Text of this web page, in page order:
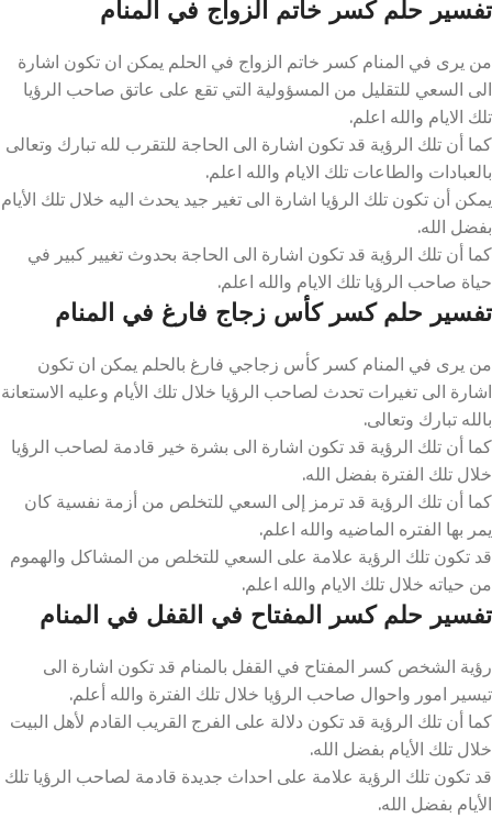
تفسير حلم كسر خاتم الزواج في المنام
من يرى في المنام كسر خاتم الزواج في الحلم يمكن ان تكون اشارة
الى السعي للتقليل من المسؤولية التي تقع على عاتق صاحب الرؤيا
تلك الايام والله اعلم.
كما أن تلك الرؤية قد تكون اشارة الى الحاجة للتقرب لله تبارك وتعالى
بالعبادات والطاعات تلك الايام والله اعلم.
يمكن أن تكون تلك الرؤيا اشارة الى تغير جيد يحدث اليه خلال تلك الأيام
بفضل الله.
كما أن تلك الرؤية قد تكون اشارة الى الحاجة بحدوث تغيير كبير في
حياة صاحب الرؤيا تلك الايام والله اعلم.
تفسير حلم كسر كأس زجاج فارغ في المنام
من يرى في المنام كسر كأس زجاجي فارغ بالحلم يمكن ان تكون
اشارة الى تغيرات تحدث لصاحب الرؤيا خلال تلك الأيام وعليه الاستعانة
بالله تبارك وتعالى.
كما أن تلك الرؤية قد تكون اشارة الى بشرة خير قادمة لصاحب الرؤيا
خلال تلك الفترة بفضل الله.
كما أن تلك الرؤية قد ترمز إلى السعي للتخلص من أزمة نفسية كان
يمر بها الفتره الماضيه والله اعلم.
قد تكون تلك الرؤية علامة على السعي للتخلص من المشاكل والهموم
من حياته خلال تلك الايام والله اعلم.
تفسير حلم كسر المفتاح في القفل في المنام
رؤية الشخص كسر المفتاح في القفل بالمنام قد تكون اشارة الى
تيسير امور واحوال صاحب الرؤيا خلال تلك الفترة والله أعلم.
كما أن تلك الرؤية قد تكون دلالة على الفرج القريب القادم لأهل البيت
خلال تلك الأيام بفضل الله.
قد تكون تلك الرؤية علامة على احداث جديدة قادمة لصاحب الرؤيا تلك
الأيام بفضل الله.